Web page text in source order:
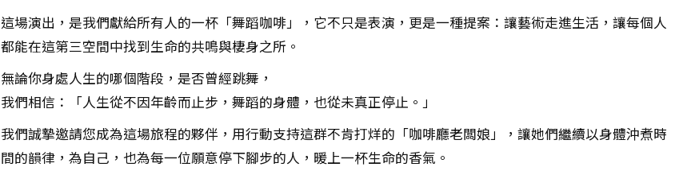
這場演出，是我們獻給所有人的一杯「舞蹈咖啡」，它不只是表演，更是一種提案：讓藝術走進生活，讓每個人
都能在這第三空間中找到生命的共鳴與棲身之所。
無論你身處人生的哪個階段，是否曾經跳舞，
我們相信：「人生從不因年齡而止步，舞蹈的身體，也從未真正停止。」
我們誠摯邀請您成為這場旅程的夥伴，用行動支持這群不肯打烊的「咖啡廳老闆娘」，讓她們繼續以身體沖煮時
間的韻律，為自己，也為每一位願意停下腳步的人，暖上一杯生命的香氣。